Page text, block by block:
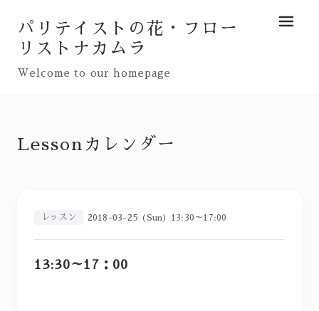
パリテイストの花・フロー
リストナカムラ
Welcome to our homepage
メニュ
Lessonカレンダー
レッスン 2018-03-25 (Sun) 13:30～17:00
13:30～17：00